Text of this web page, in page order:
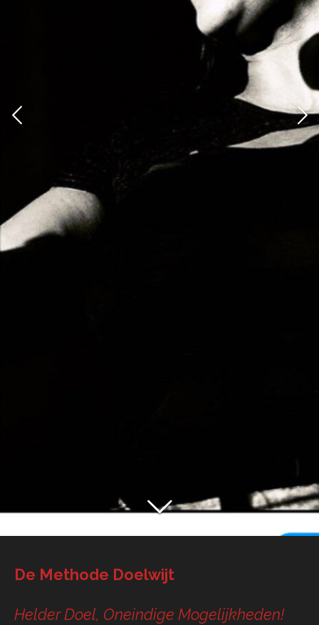
De Methode Doelwijt
Helder Doel, Oneindige Mogelijkheden!